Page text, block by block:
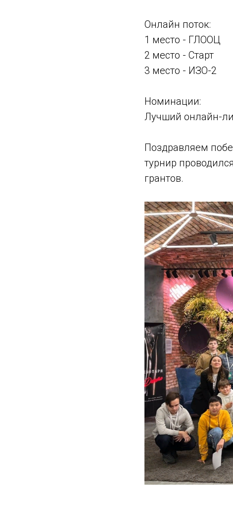
Онлайн поток:
1 место - ГЛООЦ
2 место - Старт
3 место - ИЗО-2
Номинации:
Лучший онлайн-
Поздравляем
турнир
грантов.